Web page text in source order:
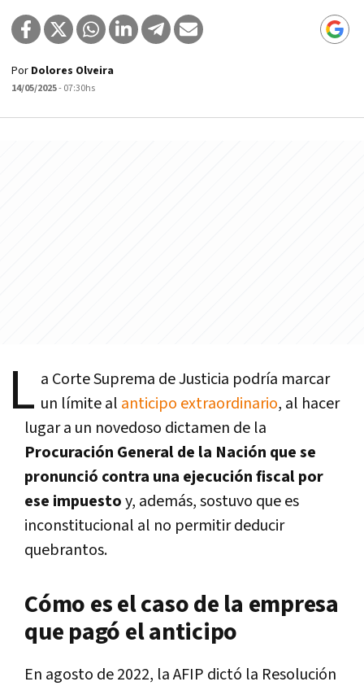
Por Dolores Olveira
14/05/2025- 07:30hs
L a Corte Suprema de Justicia podría marcar
un límite al anticipo extraordinario, al hacer
lugar a un novedoso dictamen de la
Procuración General de la Nación quese
pronunció contra una ejecución fiscal por
ese impuestoy, además, sostuvo que es
inconstitucional al no permitir deducir
quebrantos.
Cómo es el caso de la empresa
que pagó el anticipo
En agosto de 2022, la AFIP dictó la Resolución